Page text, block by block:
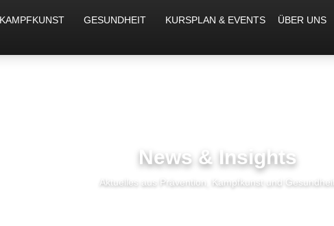
KAMPFKUNST GESUNDHEIT KURSPLAN & EVENTS ÜBER UNS
News & Insights
Aktuelles aus Prävention, Kampfkunst und Gesundheit